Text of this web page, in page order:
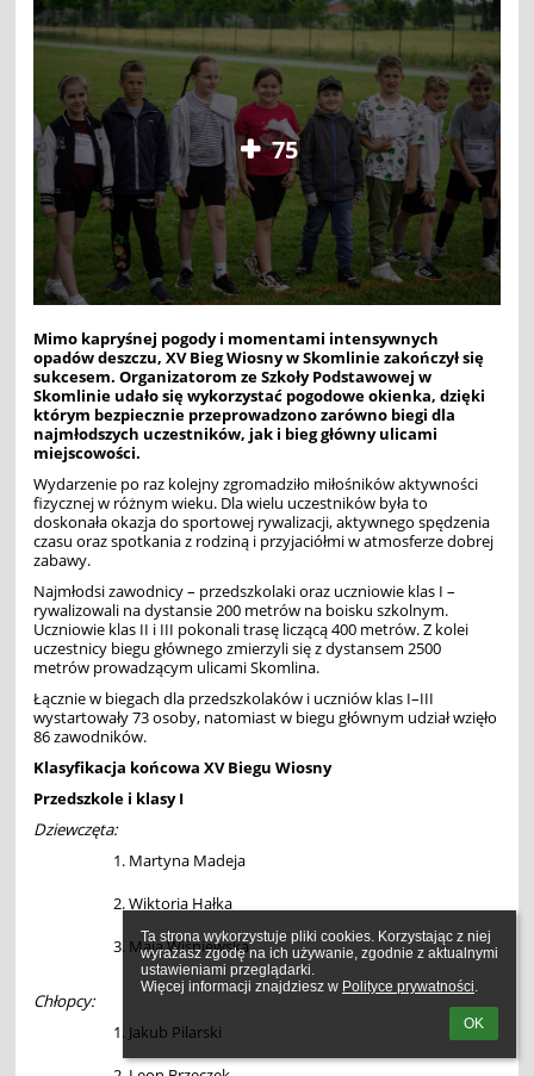
Ta strona wykorzystuje pliki cookies. Korzystając z niej
wyrażasz zgodę na ich używanie, zgodnie z aktualnymi
ustawieniami przeglądarki.
Więcej informacji znajdziesz w Polityce prywatności.
OK
75
Mimo kapryśnej pogody i momentami intensywnych
opadów deszczu, XV Bieg Wiosny w Skomlinie zakończył się
sukcesem. Organizatorom ze Szkoły Podstawowej w
Skomlinie udało się wykorzystać pogodowe okienka, dzięki
którym bezpiecznie przeprowadzono zarówno biegi dla
najmłodszych uczestników, jak i bieg główny ulicami
miejscowości.
Wydarzenie po raz kolejny zgromadziło miłośników aktywności
fizycznej w różnym wieku. Dla wielu uczestników była to
doskonała okazja do sportowej rywalizacji, aktywnego spędzenia
czasu oraz spotkania z rodziną i przyjaciółmi w atmosferze dobrej
zabawy.
Najmłodsi zawodnicy – przedszkolaki oraz uczniowie klas I –
rywalizowali na dystansie 200 metrów na boisku szkolnym.
Uczniowie klas II i III pokonali trasę liczącą 400 metrów. Z kolei
uczestnicy biegu głównego zmierzyli się z dystansem 2500
metrów prowadzącym ulicami Skomlina.
Łącznie w biegach dla przedszkolaków i uczniów klas I–III
wystartowały 73 osoby, natomiast w biegu głównym udział wzięło
86 zawodników.
Klasyfikacja końcowa XV Biegu Wiosny
Przedszkole i klasy I
Dziewczęta:
Martyna Madeja
Wiktoria Hałka
Maja Wiśniewska
Chłopcy:
Jakub Pilarski